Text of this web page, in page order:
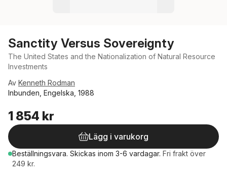
Sanctity Versus Sovereignty
The United States and the Nationalization of Natural Resource
Investments
Av Kenneth Rodman
Inbunden, Engelska, 1988
1 854 kr
Lägg i varukorg
Beställningsvara. Skickas inom 3-6 vardagar. Fri frakt över
249 kr.